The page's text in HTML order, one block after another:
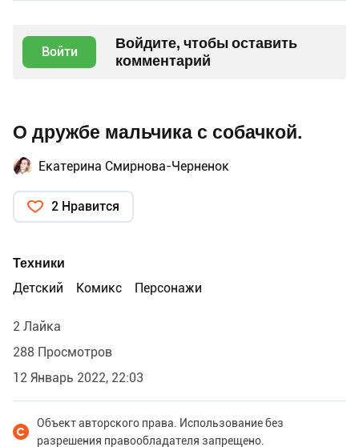
Войти
Войдите, чтобы оставить
комментарий
О дружбе мальчика с собачкой.
Екатерина Смирнова-Черненок
2 Нравится
Техники
Детский
Комикс Персонажи
2 Лайка
288 Просмотров
12 Январь 2022, 22:03
Объект авторского права. Использование без
разрешения правообладателя запрещено.